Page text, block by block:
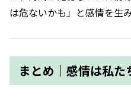
は危ないかも」と感情を生
まとめ｜感情は私